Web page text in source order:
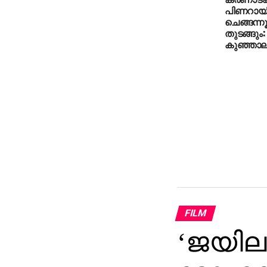
തുടങ്ങും:
FILM